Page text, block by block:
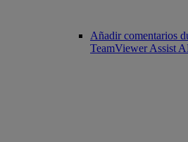
Añadir comentarios
TeamViewer Assist